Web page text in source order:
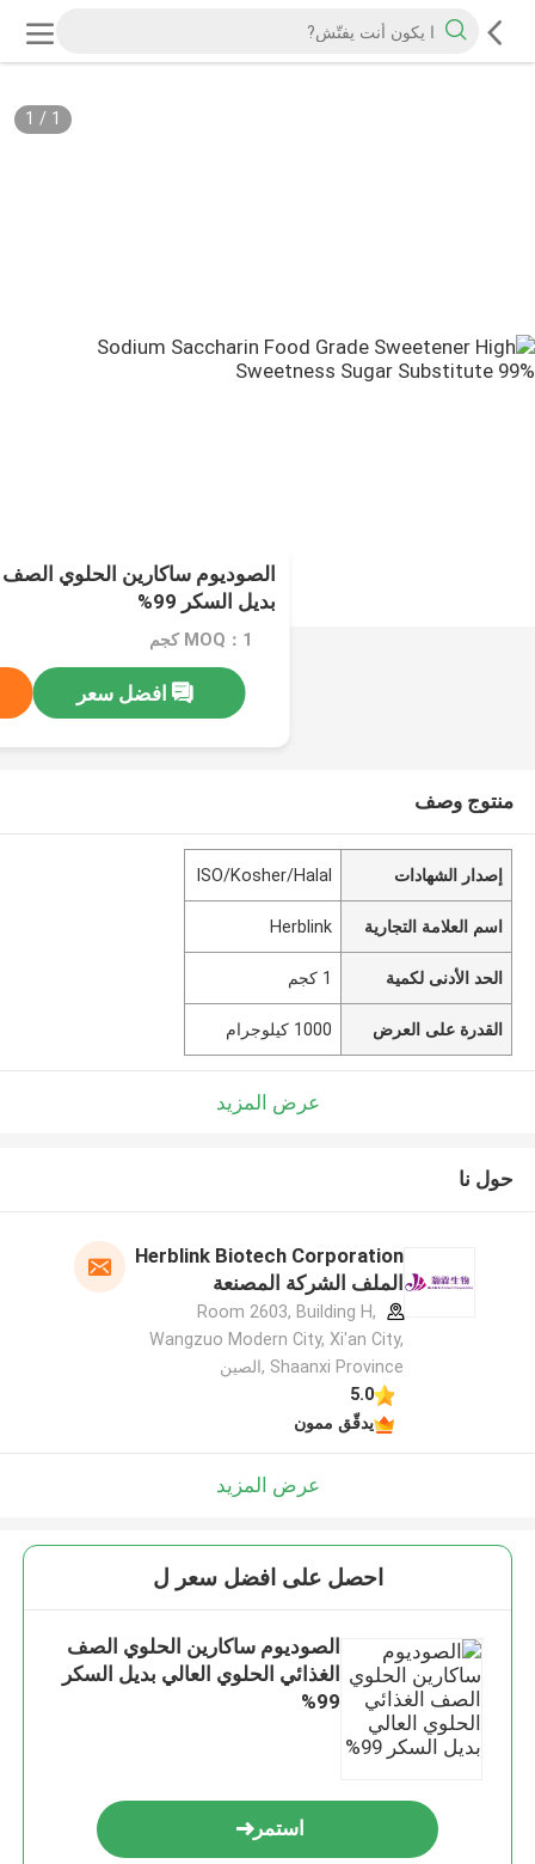
1
/
1
الصوديوم ساكارين الحلوي الصف
بديل السكر 99%
MOQ：1 كجم
افضل سعر
منتوج وصف
إصدار الشهادات ISO/Kosher/Halal
اسم العلامة التجارية Herblink
الحد الأدنى لكمية 1 كجم
القدرة على العرض 1000 كيلوجرام
عرض المزيد
حول نا
Herblink Biotech Corporation
الملف الشركة المصنعة
Room 2603, Building H,
Wangzuo Modern City, Xi'an City,
Shaanxi Province ,الصين
5.0
يدقّق ممون
عرض المزيد
احصل على افضل سعر ل
الصوديوم ساكارين الحلوي الصف
الغذائي الحلوي العالي بديل السكر
99%
استمر